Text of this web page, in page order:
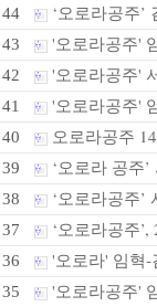
44 ‘오로라공주
43 '오로라공주'
42 '오로라공주'
41 '오로라공주'
40 오로라공주
39 ‘오로라 공주
38 ‘오로라공주’
37 ‘오로라공주
36 '오로라' 임혁-
35 '오로라공주'